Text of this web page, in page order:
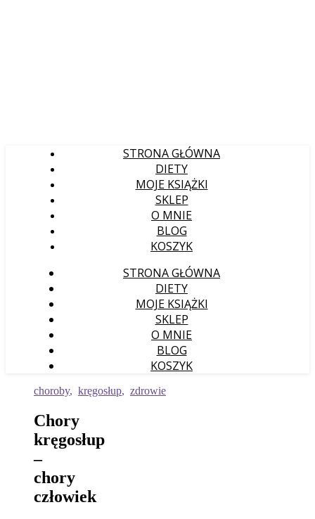
STRONA GŁÓWNA
DIETY
MOJE KSIĄŻKI
SKLEP
O MNIE
BLOG
KOSZYK
STRONA GŁÓWNA
DIETY
MOJE KSIĄŻKI
SKLEP
O MNIE
BLOG
KOSZYK
choroby, kręgosłup, zdrowie
Chory
kręgosłup
–
chory
człowiek